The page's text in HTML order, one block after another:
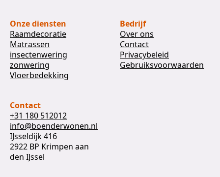
Onze diensten
Raamdecoratie
Matrassen
insectenwering
zonwering
Vloerbedekking
Bedrijf
Over ons
Contact
Privacybeleid
Gebruiksvoorwaarden
Contact
+31 180 512012
info@boenderwonen.nl
IJsseldijk 416
2922 BP Krimpen aan
den IJssel